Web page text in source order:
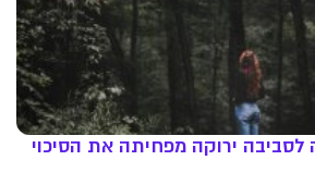
ירוקה מפחיתה את הסיכוי